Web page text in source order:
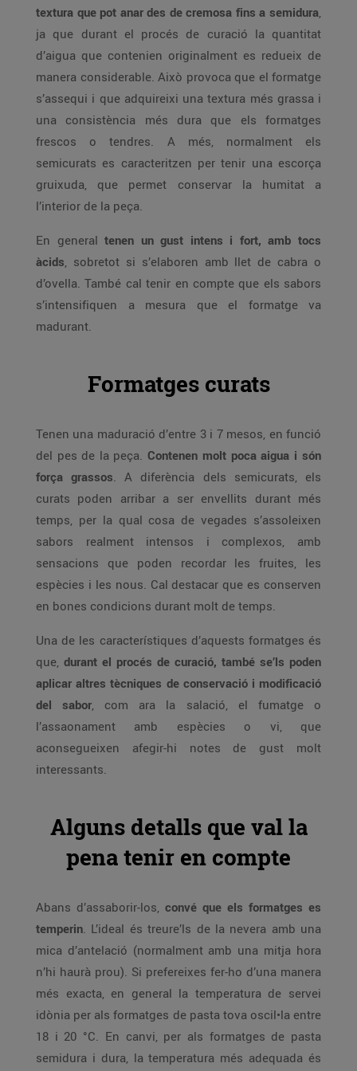
textura que pot anar des de cremosa fins a semidura,
ja que durant el procés de curació la quantitat
d’aigua que contenien originalment es redueix de
manera considerable. Això provoca que el formatge
s’assequi i que adquireixi una textura més grassa i
una consistència més dura que els formatges
frescos o tendres. A més, normalment els
semicurats es caracteritzen per tenir una escorça
gruixuda, que permet conservar la humitat a
l’interior de la peça.
En general tenen un gust intens i fort, amb tocs
àcids, sobretot si s’elaboren amb llet de cabra o
d’ovella. També cal tenir en compte que els sabors
s’intensifiquen a mesura que el formatge va
madurant.
Formatges curats
Tenen una maduració d’entre 3 i 7 mesos, en funció
del pes de la peça. Contenen molt poca aigua i són
força grassos. A diferència dels semicurats, els
curats poden arribar a ser envellits durant més
temps, per la qual cosa de vegades s’assoleixen
sabors realment intensos i complexos, amb
sensacions que poden recordar les fruites, les
espècies i les nous. Cal destacar que es conserven
en bones condicions durant molt de temps.
Una de les característiques d’aquests formatges és
que, durant el procés de curació, també se’ls poden
aplicar altres tècniques de conservació i modificació
del sabor, com ara la salació, el fumatge o
l’assaonament amb espècies o vi, que
aconsegueixen afegir-hi notes de gust molt
interessants.
Alguns detalls que val la
pena tenir en compte
Abans d’assaborir-los, convé que els formatges es
temperin. L’ideal és treure’ls de la nevera amb una
mica d’antelació (normalment amb una mitja hora
n’hi haurà prou). Si prefereixes fer-ho d’una manera
més exacta, en general la temperatura de servei
idònia per als formatges de pasta tova oscil•la entre
18 i 20 °C. En canvi, per als formatges de pasta
semidura i dura, la temperatura més adequada és